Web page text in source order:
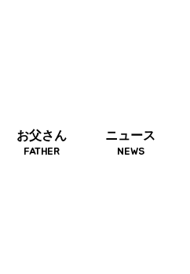
お父さん
FATHER
ニュース
NEWS